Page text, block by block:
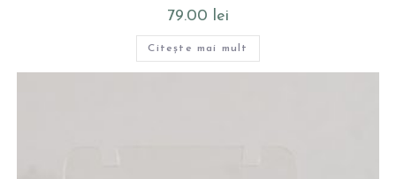
79.00 lei
Citește mai mult